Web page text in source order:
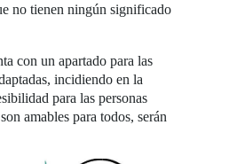
no tienen ningún significado
con un apartado para las
incidiendo en la
para las personas
amables para todos, serán